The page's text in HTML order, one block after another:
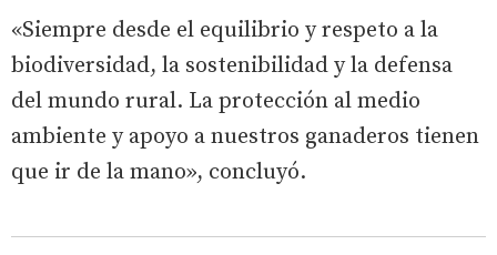
«Siempre desde el equilibrio y respeto a la
biodiversidad, la sostenibilidad y la defensa
del mundo rural. La protección al medio
ambiente y apoyo a nuestros ganaderos tienen
que ir de la mano», concluyó.